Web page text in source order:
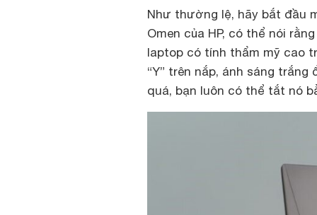
Như thường lệ, hãy bắt đầu
Omen của HP, có thể nói
laptop có tính thẩm mỹ cao
“Y” trên nắp, ánh sáng
quá, bạn luôn có thể tắt nó